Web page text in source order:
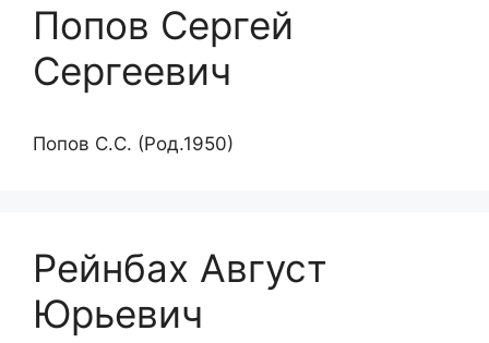
Попов Сергей
Сергеевич
Попов С.С. (Род.1950)
Рейнбах Август
Юрьевич